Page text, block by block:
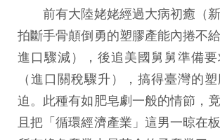
前有大陸姥姥經過大病初癒（
拍斷手骨顛倒勇的塑膠產能內捲不
進口驟減），後追美國舅舅準備
（進口關稅驟升），搞得臺灣的
迫。此種有如肥皂劇一般的情節，
且把「循環經濟產業」這男一晾在